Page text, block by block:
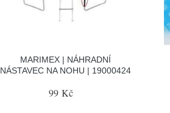
MARIMEX | NÁHRADNÍ
NÁSTAVEC NA NOHU | 19000424
99 Kč